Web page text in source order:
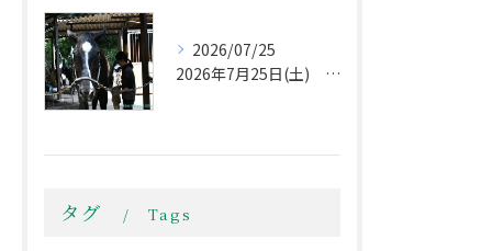
2026/07/25
2026年7月25日(土) 午後から不安定な天気
タグ Tags